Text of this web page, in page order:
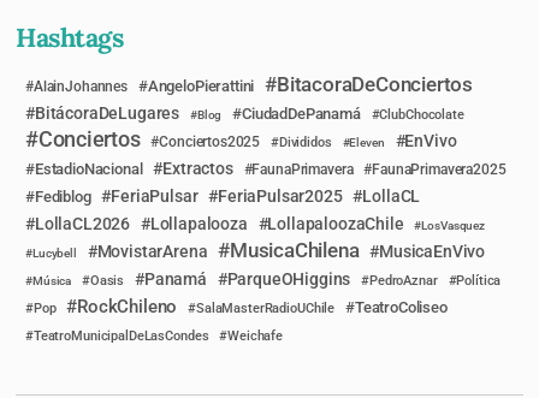
Hashtags
AlainJohannes AngeloPierattini BitacoraDeConciertos
BitácoraDeLugares Blog CiudadDePanamá ClubChocolate
Conciertos Conciertos2025 Divididos Eleven EnVivo
EstadioNacional Extractos FaunaPrimavera FaunaPrimavera2025
Fediblog FeriaPulsar FeriaPulsar2025
LollaCL
LollaCL2026
Lollapalooza LollapaloozaChile
LosVasquez
Lucybell
MovistarArena MusicaChilena MusicaEnVivo
Música Oasis Panamá ParqueOHiggins PedroAznar
Política
Pop
RockChileno SalaMasterRadioUChile TeatroColiseo
TeatroMunicipalDeLasCondes Weichafe